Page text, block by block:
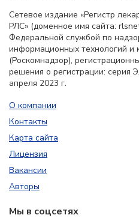
Сетевое издание «Регистр
РЛС» (доменное имя сайта:
Федеральной службой по
информационных технологий и
(Роскомнадзор),
решения о регистрации:
апреля 2023 г.
О компании
Контакты
Карта сайта
Лицензия
Вакансии
Авторы
Мы в соцсетях